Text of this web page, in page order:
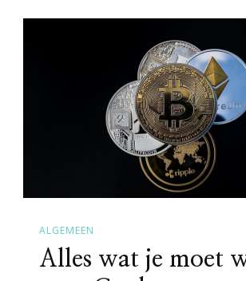
ALGEMEEN
Alles wat je moet